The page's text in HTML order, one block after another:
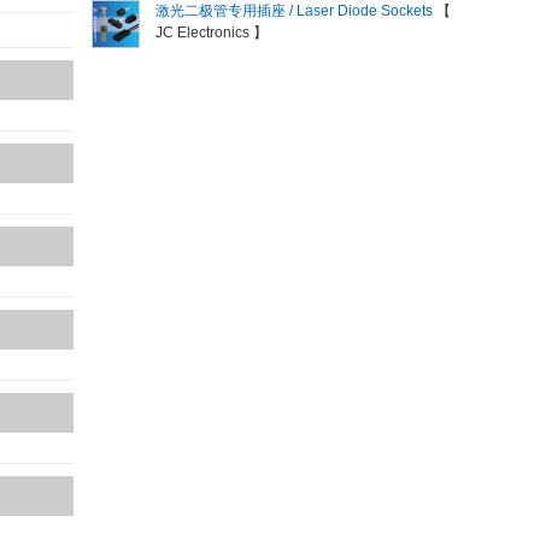
激光二极管专用插座 / Laser Diode Sockets
【
JC Electronics 】